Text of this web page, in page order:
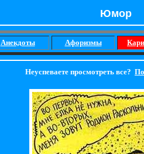
Юмор
Анекдоты Афоризмы
Неуспеваете просмотреть все?